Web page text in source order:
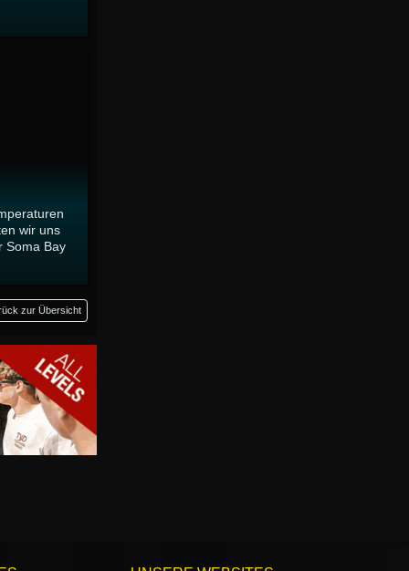
wir uns
Soma Bay
zur Übersicht